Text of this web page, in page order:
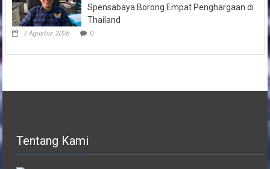
Spensabaya Borong Empat Penghargaan di
Thailand
7 Agustus 2026 0
Tentang Kami